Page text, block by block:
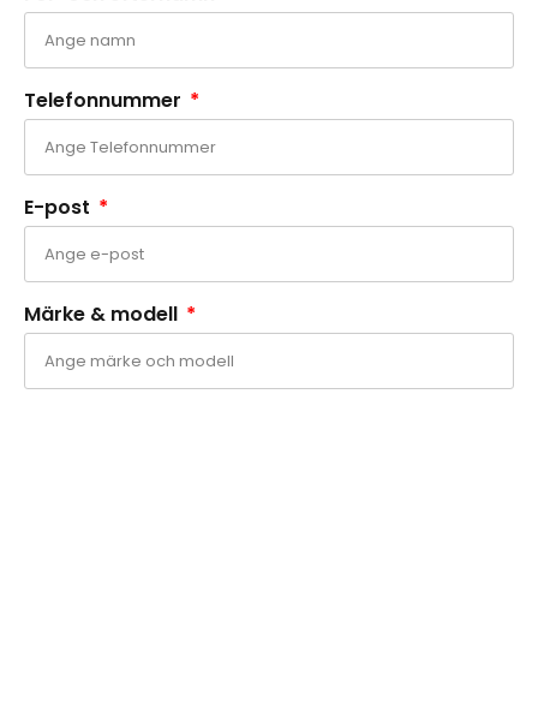
r
a
m
o
k
-
f
Telefonnummer
E-post
Märke & modell